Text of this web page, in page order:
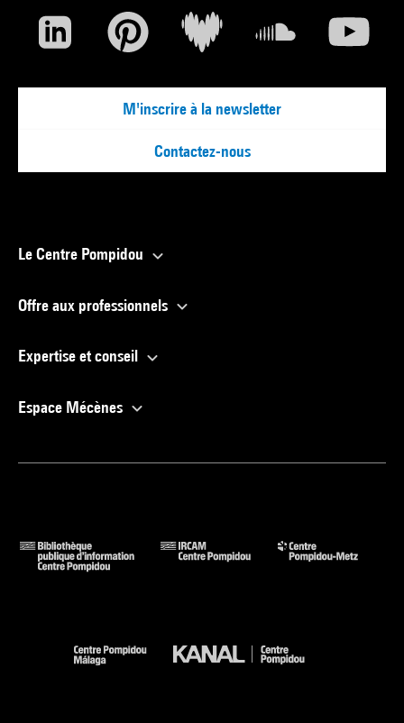
M'inscrire à la newsletter
Contactez-nous
Le Centre Pompidou
Offre aux professionnels
Expertise et conseil
Espace Mécènes